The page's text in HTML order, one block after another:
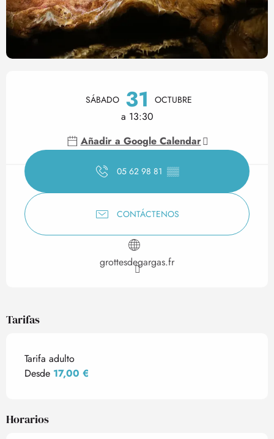
Horarios y datos de
SÁBADO 31 OCTUBRE
a 13:30
Añadir a Google Calendar
05 62 98 81 ▒▒
CONTÁCTENOS
grottesdegargas.fr
Tarifas
Tarifa adulto
Desde 17,00 €
Horarios